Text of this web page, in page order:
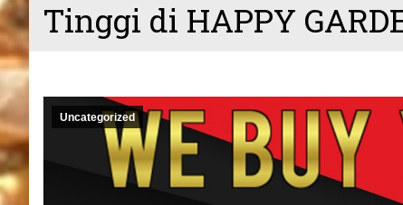
Tinggi di HAPPY
Uncategorized